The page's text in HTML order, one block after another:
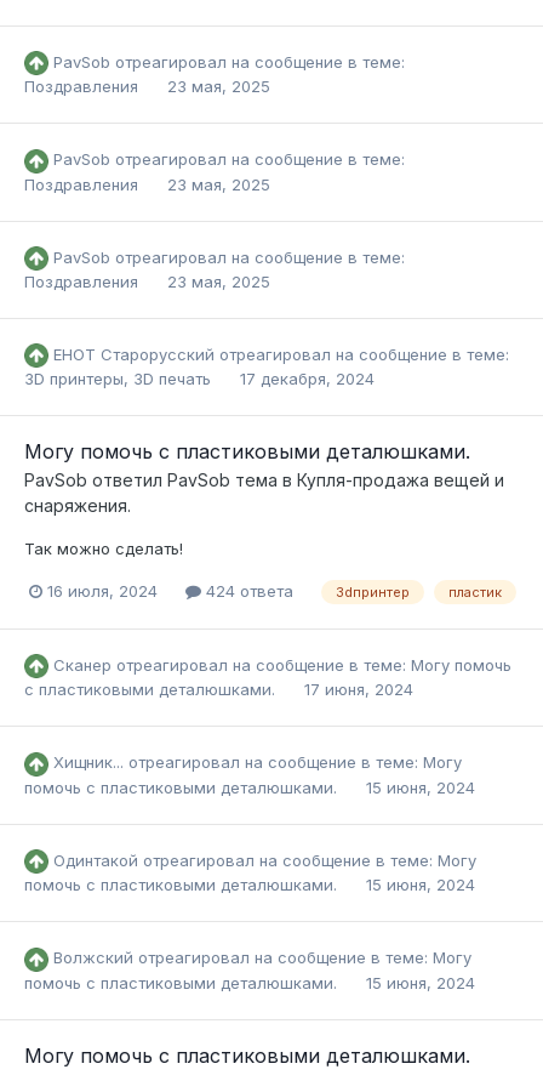
PavSob отреагировал на сообщение в теме:
Поздравления
23 мая, 2025
PavSob отреагировал на сообщение в теме:
Поздравления
23 мая, 2025
PavSob отреагировал на сообщение в теме:
Поздравления
23 мая, 2025
ЕНОТ Старорусский отреагировал на сообщение в теме:
3D принтеры, 3D печать
17 декабря, 2024
Могу помочь с пластиковыми деталюшками.
PavSob ответил PavSob тема в Купля-продажа вещей и
снаряжения.
Так можно сделать!
16 июля, 2024 424 ответа 3dпринтер пластик
Сканер отреагировал на сообщение в теме: Могу помочь
с пластиковыми деталюшками.
17 июня, 2024
Хищник... отреагировал на сообщение в теме: Могу
помочь с пластиковыми деталюшками.
15 июня, 2024
Одинтакой отреагировал на сообщение в теме: Могу
помочь с пластиковыми деталюшками.
15 июня, 2024
Волжский отреагировал на сообщение в теме: Могу
помочь с пластиковыми деталюшками.
15 июня, 2024
Могу помочь с пластиковыми деталюшками.